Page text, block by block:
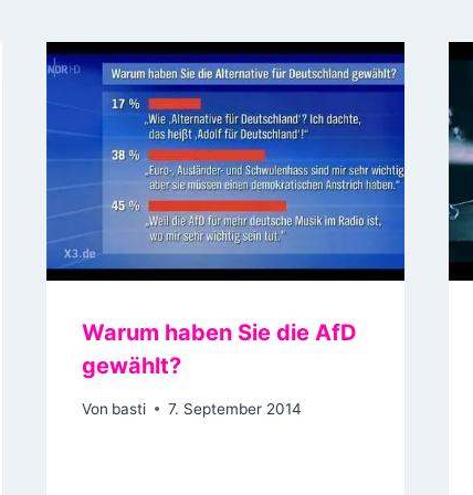
Warum haben Sie die AfD
gewählt?
Von basti 7. September 2014